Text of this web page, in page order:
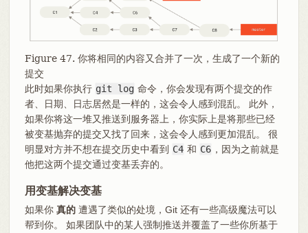
Figure 47. 你将相同的内容又合并了一次，生成了一个新的
提交
此时如果你执行 git log 命令，你会发现有两个提交的作
者、日期、日志居然是一样的，这会令人感到混乱。 此外，
如果你将这一堆又推送到服务器上，你实际上是将那些已经
被变基抛弃的提交又找了回来，这会令人感到更加混乱。 很
明显对方并不想在提交历史中看到 C4 和 C6 ，因为之前就是
他把这两个提交通过变基丢弃的。
用变基解决变基
如果你 真的遭遇了类似的处境，Git 还有一些高级魔法可以
帮到你。 如果团队中的某人强制推送并覆盖了一些你所基于